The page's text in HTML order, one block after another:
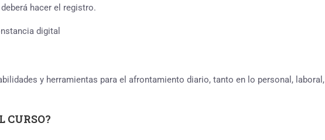
hacer el registro.
digital
y herramientas para el afrontamiento diario, tanto en lo personal, laboral,
CURSO?